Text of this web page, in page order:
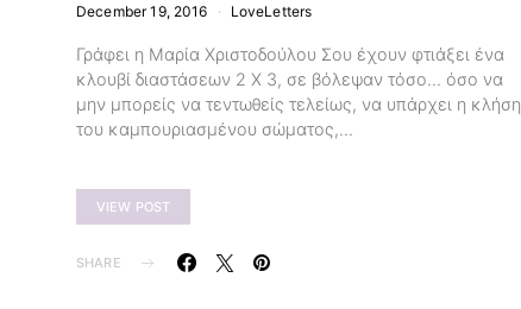
December 19, 2016 LoveLetters
Γράφει η Μαρία Χριστοδούλου Σου έχουν φτιάξει ένα
κλουβί διαστάσεων 2 Χ 3, σε βόλεψαν τόσο… όσο να
μην μπορείς να τεντωθείς τελείως, να υπάρχει η κλήση
του καμπουριασμένου σώματος,…
VIEW POST
SHARE